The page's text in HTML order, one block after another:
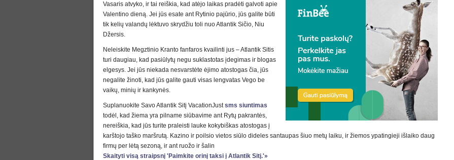
Vasaris atvyko, ir tai reiškia, kad atėjo laikas pradėti galvoti apie
Valentino dieną. Jei jūs esate ant Rytinio pajūrio, jūs galite būti
tik kelių valandų lėktuvo skrydžiu toli nuo Atlantik Sičio, Niu
Džersis.
Neleiskite Megztinio Kranto fanfaros kvailinti jus – Atlantik Sitis
turi daugiau, kad pasiūlytų negu suklastotas įdegimas ir blogas
elgesys. Jei jūs niekada nesvarstėte ėjimo atostogas čia, jūs
negalite žinoti, kad jūs galite gauti visas lengvatas Vego be
vaikų, minių ir kankynės.
Suplanuokite Savo Atlantik Sitį VacationJustsms siuntimas
todėl, kad žiema yra pilname siūbavime ant Rytų pakrantės,
nereiškia, kad jūs turite praleisti lauke kokybiškas atostogas į
karštojo taško maršrutą. Kazino ir poilsio vietos siūlo dideles santaupas šiuo metų laiku, ir žiemos ypatingieji išlaiko daug
firmų per lėtą sezoną, ir ant ruožo ir šalin
Skaityti visą straipsnį 'Paimkite orinį taksi į Atlantik Sitį.'»